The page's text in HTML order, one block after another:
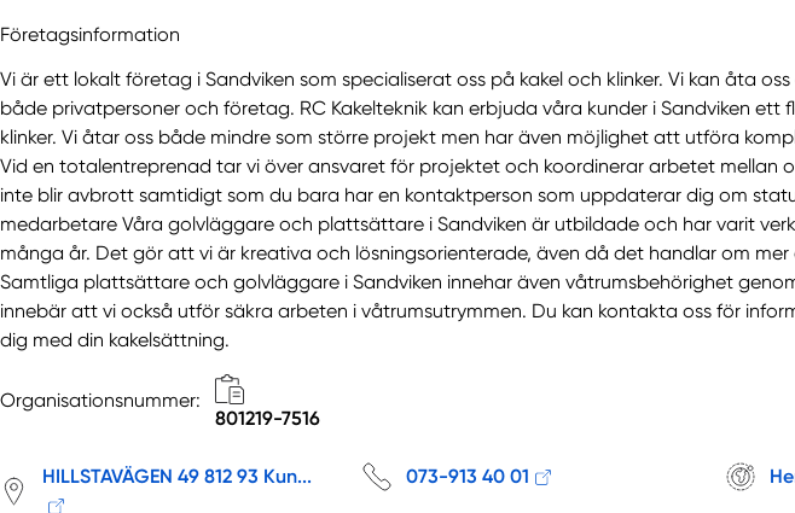
Företagsinformation
Vi är ett lokalt företag i Sandviken som specialiserat oss på kakel och klinker. Vi kan åta
både privatpersoner och företag. RC Kakelteknik kan erbjuda våra kunder i Sandviken ett
klinker. Vi åtar oss både mindre som större projekt men har även möjlighet att utföra
Vid en totalentreprenad tar vi över ansvaret för projektet och koordinerar arbetet mellan
inte blir avbrott samtidigt som du bara har en kontaktperson som uppdaterar dig om
medarbetare Våra golvläggare och plattsättare i Sandviken är utbildade och har varit
många år. Det gör att vi är kreativa och lösningsorienterade, även då det handlar om
Samtliga plattsättare och golvläggare i Sandviken innehar även våtrumsbehörighet
innebär att vi också utför säkra arbeten i våtrumsutrymmen. Du kan kontakta oss för
dig med din kakelsättning.
Organisationsnummer:
801219-7516
HILLSTAVÄGEN 49 812 93 Kun... 073-913 40 01